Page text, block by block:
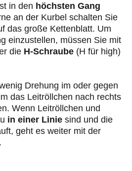
in den höchsten Gang
an der Kurbel schalten Sie
das große Kettenblatt. Um
einzustellen, müssen Sie mit
die H-Schraube (H für high)
Drehung im oder gegen
das Leitröllchen nach rechts
Wenn Leitröllchen und
in einer Linie sind und die
geht es weiter mit der